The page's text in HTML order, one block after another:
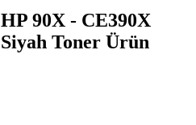
HP 90X - CE390X
Siyah Toner Ürün